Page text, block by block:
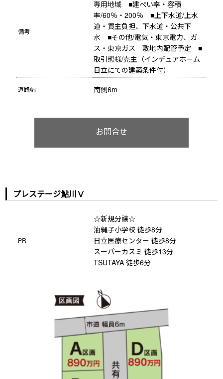
備考
専用地域　■建ぺい率・容積
率/60％・200％　■上下水道/上水
道・買主負担、下水道・公共下
水　■その他/電気・東京電力、ガ
ス・東京ガス　敷地内配管予定　■
取引態様/売主（インデュアホーム
日立にての建築条件付）
道路幅 南側6m
お問合せ
プレステージ鮎川Ⅴ
PR
☆新規分譲☆
油縄子小学校 徒歩8分
日立医療センター 徒歩8分
スーパーカスミ 徒歩13分
TSUTAYA 徒歩6分